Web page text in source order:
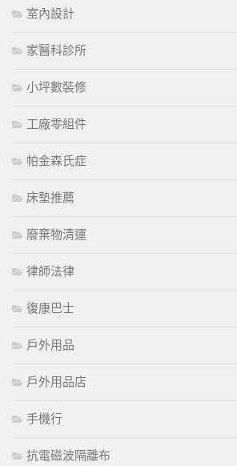
室內設計
家醫科診所
小坪數裝修
工廠零組件
帕金森氏症
床墊推薦
廢棄物清運
律師法律
復康巴士
戶外用品
戶外用品店
手機行
抗電磁波隔離布